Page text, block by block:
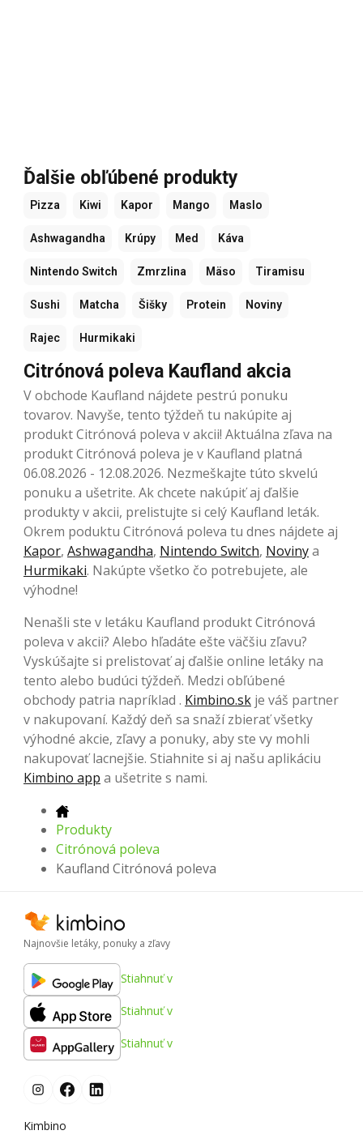
Ďalšie obľúbené produkty
Pizza Kiwi Kapor Mango Maslo
Ashwagandha Krúpy Med Káva
Nintendo Switch Zmrzlina Mäso Tiramisu
Sushi Matcha Šišky Protein Noviny
Rajec Hurmikaki
Citrónová poleva Kaufland akcia
V obchode Kaufland nájdete pestrú ponuku
tovarov. Navyše, tento týždeň tu nakúpite aj
produkt Citrónová poleva v akcii! Aktuálna zľava na
produkt Citrónová poleva je v Kaufland platná
06.08.2026 - 12.08.2026. Nezmeškajte túto skvelú
ponuku a ušetrite. Ak chcete nakúpiť aj ďalšie
produkty v akcii, prelistujte si celý Kaufland leták.
Okrem poduktu Citrónová poleva tu dnes nájdete aj
Kapor, Ashwagandha, Nintendo Switch, Novinya
Hurmikaki. Nakúpte všetko čo potrebujete, ale
výhodne!
Nenašli ste v letáku Kaufland produkt Citrónová
poleva v akcii? Alebo hľadáte ešte väčšiu zľavu?
Vyskúšajte si prelistovať aj ďalšie online letáky na
tento alebo budúci týždeň. Medzi obľúbené
obchody patria napríklad . Kimbino.sk je váš partner
v nakupovaní. Každý deň sa snaží zbierať všetky
výhodné akcie, zľavy a ponuky, aby ste vy mohli
nakupovať lacnejšie. Stiahnite si aj našu aplikáciu
Kimbino app a ušetrite s nami.
Produkty
Citrónová poleva
Kaufland Citrónová poleva
Najnovšie letáky, ponuky a zľavy
Stiahnuť v
Stiahnuť v
Stiahnuť v
Kimbino